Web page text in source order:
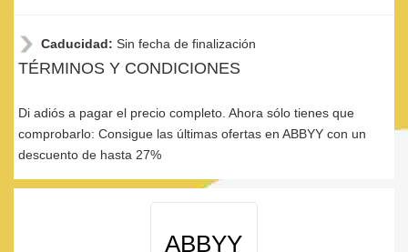
Caducidad: Sin fecha de finalización
TÉRMINOS Y CONDICIONES
Di adiós a pagar el precio completo. Ahora sólo tienes que
comprobarlo: Consigue las últimas ofertas en ABBYY con un
descuento de hasta 27%
ABBYY